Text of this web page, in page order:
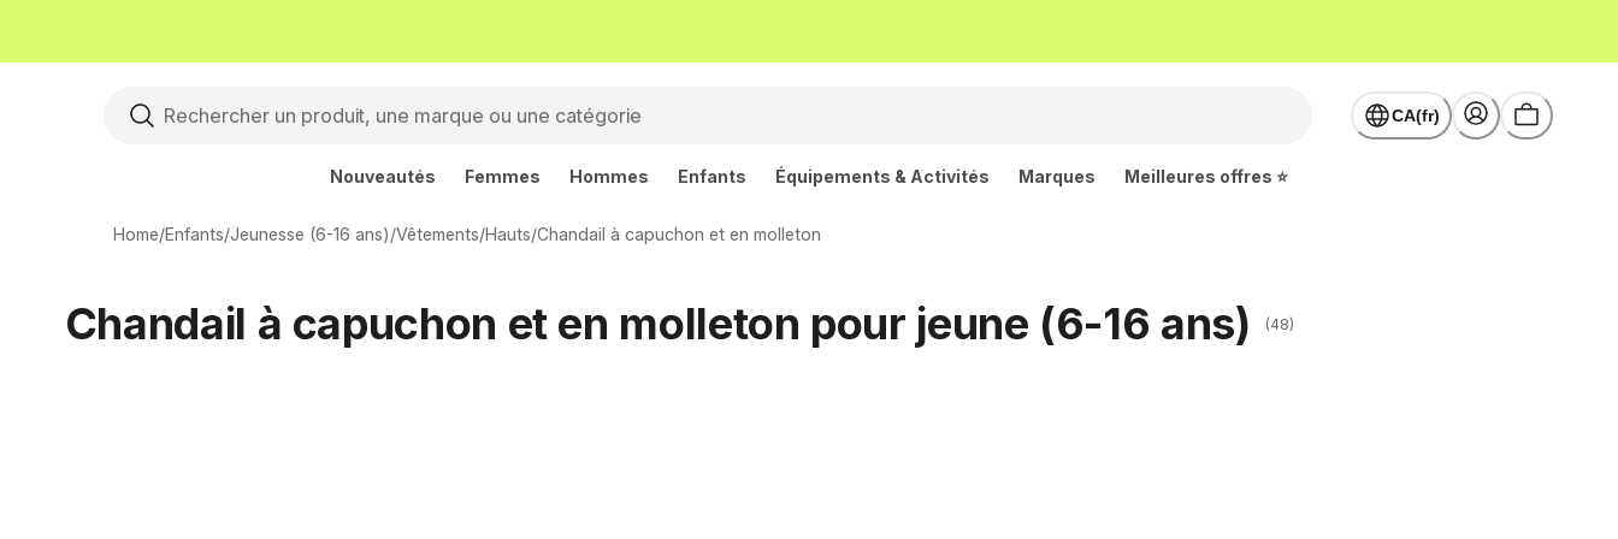
CA(fr)
Nouveautés Femmes Hommes Enfants Équipements & Activités Marques Meilleures offres ⭐
Home/Enfants/Jeunesse (6-16 ans)/Vêtements/Hauts/Chandail à capuchon et en molleton
Chandail à capuchon et en molleton pour jeune (6-16 ans) (48)